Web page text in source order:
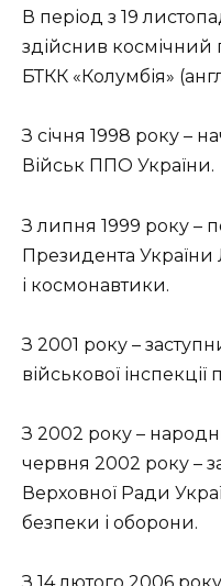
В період з 19
здійснив космічний
БТКК «Колумбія»
З січня 1998 року –
Військ ППО України.
З липня 1999 року –
Президента України
і космонавтики.
З 2001 року –
військової
З 2002 року –
червня 2002 року –
Верховної Ради
безпеки і оборони.